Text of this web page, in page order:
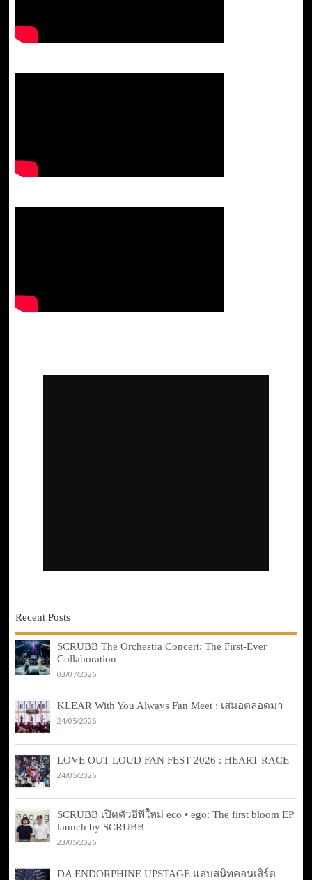
Recent Posts
SCRUBB The Orchestra Concert: The First-Ever
Collaboration
03/07/2026
KLEAR With You Always Fan Meet : เสมอตลอดมา
24/05/2026
LOVE OUT LOUD FAN FEST 2026 : HEART RACE
24/05/2026
SCRUBB เปิดตัวอีพีใหม่ eco • ego: The first bloom EP
launch by SCRUBB
23/05/2026
DA ENDORPHINE UPSTAGE แสบสนิทคอนเสิร์ต